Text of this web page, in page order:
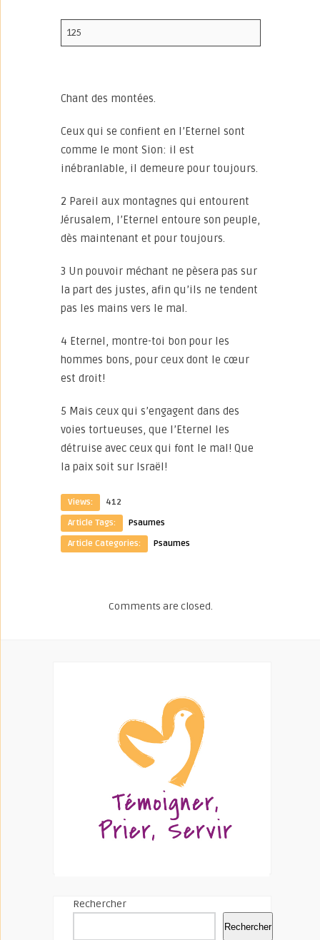
125
Chant des montées.
Ceux qui se confient en l’Eternel sont
comme le mont Sion: il est
inébranlable, il demeure pour toujours.
2 Pareil aux montagnes qui entourent
Jérusalem, l’Eternel entoure son peuple,
dès maintenant et pour toujours.
3 Un pouvoir méchant ne pèsera pas sur
la part des justes, afin qu’ils ne tendent
pas les mains vers le mal.
4 Eternel, montre-toi bon pour les
hommes bons, pour ceux dont le cœur
est droit!
5 Mais ceux qui s’engagent dans des
voies tortueuses, que l’Eternel les
détruise avec ceux qui font le mal! Que
la paix soit sur Israël!
Views:
412
Article Tags:
Psaumes
Article Categories:
Psaumes
Comments are closed.
Rechercher
Rechercher